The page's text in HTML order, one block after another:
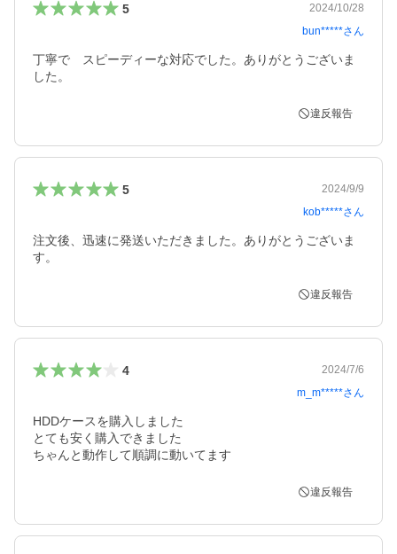
5
2024/10/28
bun*****さん
丁寧で　スピーディーな対応でした。ありがとうございま
した。
違反報告
5
2024/9/9
kob*****さん
注文後、迅速に発送いただきました。ありがとうございま
す。
違反報告
4
2024/7/6
m_m*****さん
HDDケースを購入しました
とても安く購入できました
ちゃんと動作して順調に動いてます
違反報告